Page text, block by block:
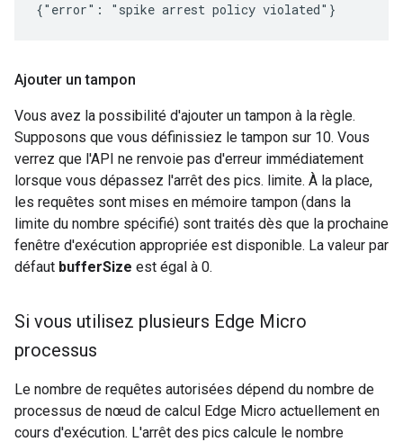
{"error": "spike arrest policy violated"}
Ajouter un tampon
Vous avez la possibilité d'ajouter un tampon à la règle.
Supposons que vous définissiez le tampon sur 10. Vous
verrez que l'API ne renvoie pas d'erreur immédiatement
lorsque vous dépassez l'arrêt des pics. limite. À la place,
les requêtes sont mises en mémoire tampon (dans la
limite du nombre spécifié) sont traités dès que la prochaine
fenêtre d'exécution appropriée est disponible. La valeur par
défaut bufferSize est égal à 0.
Si vous utilisez plusieurs Edge Micro
processus
Le nombre de requêtes autorisées dépend du nombre de
processus de nœud de calcul Edge Micro actuellement en
cours d'exécution. L'arrêt des pics calcule le nombre